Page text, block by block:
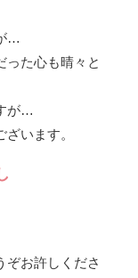
…
った心も晴々と
が…
います。
ぞお許しくださ